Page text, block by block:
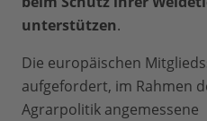
unterstützen.
Die europäischen
aufgefordert, im Rahmen
Agrarpolitik angemessene